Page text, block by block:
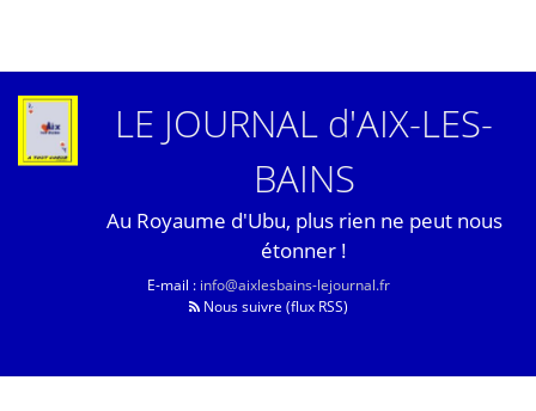
LE JOURNAL d'AIX-LES-
BAINS
Au Royaume d'Ubu, plus rien ne peut nous
étonner !
E-mail : info@aixlesbains-lejournal.fr
Nous suivre (flux RSS)